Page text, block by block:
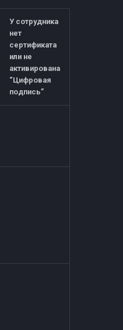
У сотрудника
нет
сертификата
или не
активирована
“Цифровая
подпись”